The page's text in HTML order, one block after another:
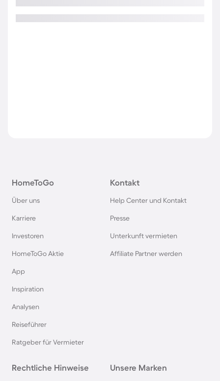
HomeToGo
Über uns
Karriere
Investoren
HomeToGo Aktie
App
Inspiration
Analysen
Reiseführer
Ratgeber für Vermieter
Kontakt
Help Center und Kontakt
Presse
Unterkunft vermieten
Affiliate Partner werden
Rechtliche Hinweise Unsere Marken